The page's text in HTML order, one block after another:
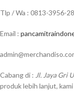
Tlp / Wa : 0813-3956-
Email :
Cabang di : Jl. Jaya Gri
produk lebih lanjut,